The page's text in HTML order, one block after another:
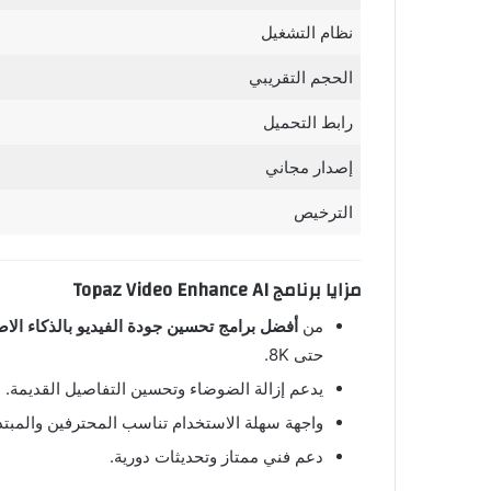
نظام التشغيل
الحجم التقريبي
رابط التحميل
إصدار مجاني
الترخيص
مزايابرنامجTopaz Video Enhance AI
من أفضل برامج تحسين جودة الفيديو بالذكاء
حتى 8K.
يدعم إزالة الضوضاء وتحسين التفاصيل القديمة.
واجهة سهلة الاستخدام تناسب المحترفين
دعم فني ممتاز وتحديثات دورية.